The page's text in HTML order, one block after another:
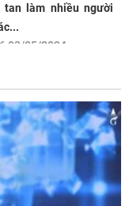
tan làm nhiều người
03/05/2024